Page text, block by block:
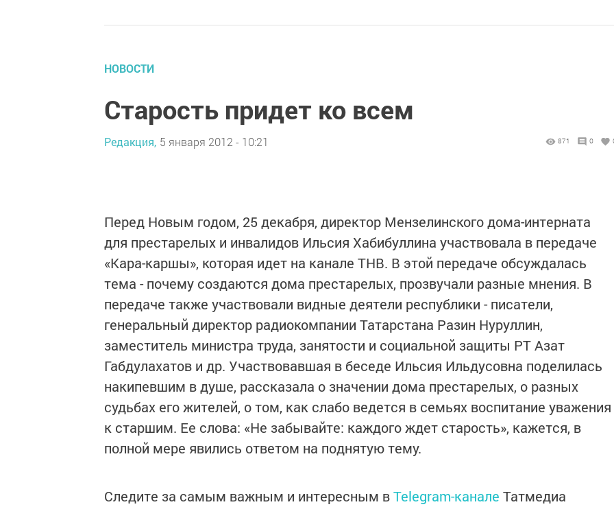
НОВОСТИ
Старость придет ко всем
Редакция, 5 января 2012 - 10:21 871 0
Перед Новым годом, 25 декабря, директор Мен­зелинского дома-интерната
для престарелых и инвалидов Ильсия Хабибуллина участвовала в передаче
«Кара-каршы», которая идет на канале ТНВ. В этой передаче обсуждалась
тема - почему создаются дома престарелых, прозвучали разные мнения. В
передаче также участвовали видные де­ятели республики - писатели,
генеральный дирек­тор радиокомпании Татарстана Разин Нуруллин,
заместитель министра труда, занятости и социаль­ной защиты РТ Азат
Габдулахатов и др. Участво­вавшая в беседе Ильсия Ильдусовна поделилась
накипевшим в душе, рассказала о значении дома престарелых, о разных
судьбах его жителей, о том, как слабо ведется в семьях воспитание уважения
к старшим. Ее слова: «Не забывайте: каждого ждет старость», кажется, в
полной мере явились отве­том на поднятую тему.
Следите за самым важным и интересным вTelegram-канале Татмедиа